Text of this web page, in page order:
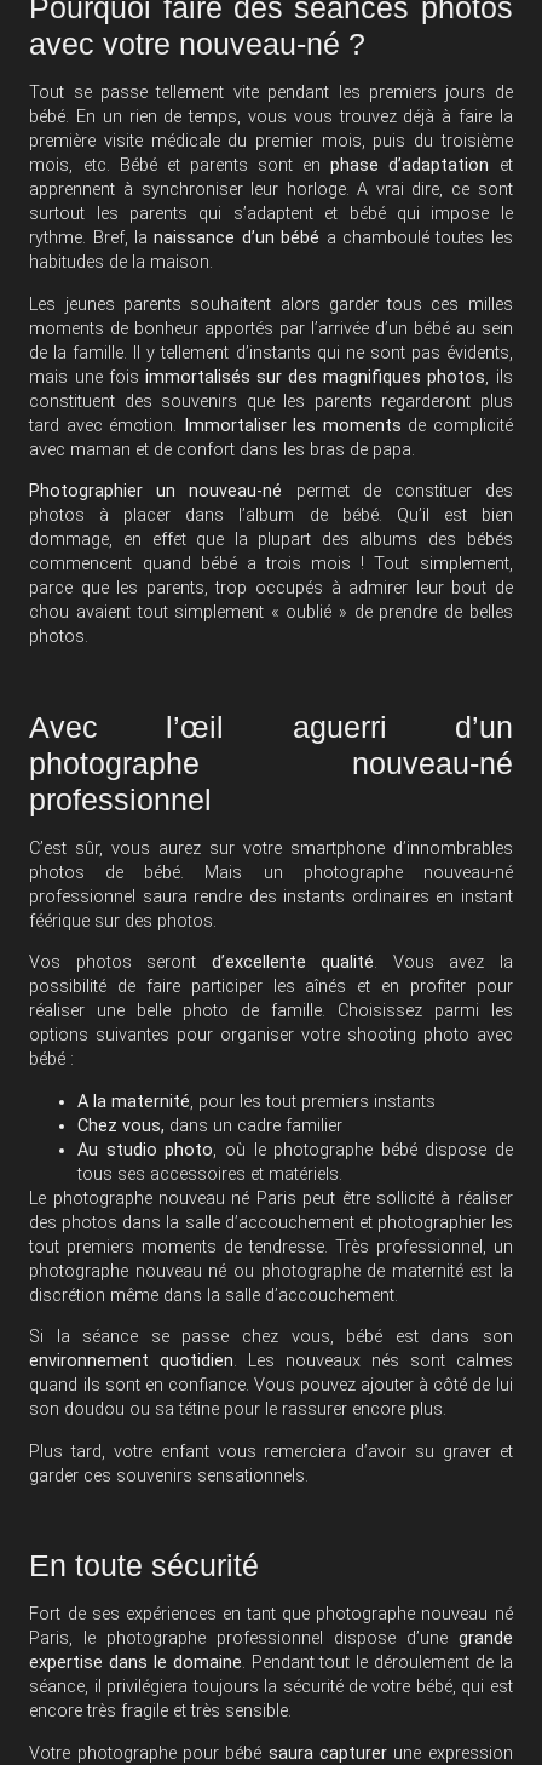
Pourquoi faire des séances photos
avec votre nouveau-né ?
Tout se passe tellement vite pendant les premiers jours de
bébé. En un rien de temps, vous vous trouvez déjà à faire la
première visite médicale du premier mois, puis du troisième
mois, etc. Bébé et parents sont enphase d’adaptation et
apprennent à synchroniser leur horloge. A vrai dire, ce sont
surtout les parents qui s’adaptent et bébé qui impose le
rythme. Bref, lanaissance d’un bébé a chamboulé toutes les
habitudes de la maison.
Les jeunes parents souhaitent alors garder tous ces milles
moments de bonheur apportés par l’arrivée d’un bébé au sein
de la famille. Il y tellement d’instants qui ne sont pas évidents,
mais une fois immortalisés sur des magnifiques photos, ils
constituent des souvenirs que les parents regarderont plus
tard avec émotion.
Immortaliser les moments de complicité
avec maman et de confort dans les bras de papa.
Photographier un nouveau-né permet de constituer des
photos à placer dans l’album de bébé. Qu’il est bien
dommage, en effet que la plupart des albums des bébés
commencent quand bébé a trois mois ! Tout simplement,
parce que les parents, trop occupés à admirer leur bout de
chou avaient tout simplement « oublié » de prendre de belles
photos.
Avec l’œil aguerri d’un
photographe nouveau-né
professionnel
C’est sûr, vous aurez sur votre smartphone d’innombrables
photos de bébé. Mais un photographe nouveau-né
professionnel saura rendre des instants ordinaires en instant
féérique sur des photos.
Vos photos seront d’excellente qualité. Vous avez la
possibilité de faire participer les aînés et en profiter pour
réaliser une belle photo de famille. Choisissez parmi les
options suivantes pour organiser votre shooting photo avec
bébé :
A la maternité, pour les tout premiers instants
Chez vous, dans un cadre familier
Au studio photo, où le photographe bébé dispose de
tous ses accessoires et matériels.
Le photographe nouveau né Paris peut être sollicité à réaliser
des photos dans la salle d’accouchement et photographier les
tout premiers moments de tendresse. Très professionnel, un
photographe nouveau né ou photographe de maternité est la
discrétion même dans la salle d’accouchement.
Si la séance se passe chez vous, bébé est dans son
environnement quotidien. Les nouveaux nés sont calmes
quand ils sont en confiance. Vous pouvez ajouter à côté de lui
son doudou ou sa tétine pour le rassurer encore plus.
Plus tard, votre enfant vous remerciera d’avoir su graver et
garder ces souvenirs sensationnels.
En toute sécurité
Fort de ses expériences en tant que photographe nouveau né
Paris, le photographe professionnel dispose d’une grande
expertise dans le domaine. Pendant tout le déroulement de la
séance, il privilégiera toujours la sécurité de votre bébé, qui est
encore très fragile et très sensible.
Votre photographe pour bébé saura capturer une expression